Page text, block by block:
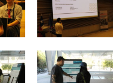
Zoom